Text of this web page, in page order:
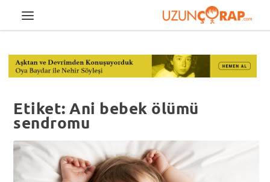
Etiket:Ani bebek ölümü
sendromu